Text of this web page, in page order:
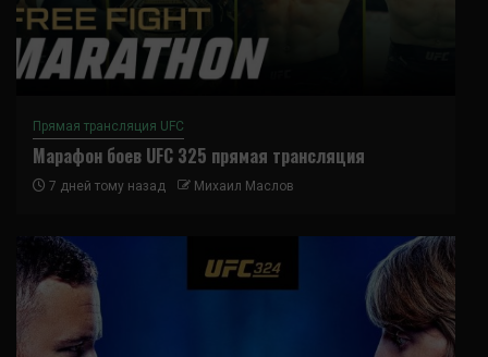
Прямая трансляция UFC
Марафон боев UFC 325 прямая трансляция
7 дней тому назад Михаил Маслов